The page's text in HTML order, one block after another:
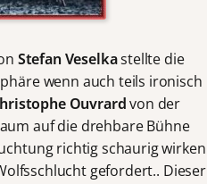
Stefan Veselkastellte die
wenn auch teils ironisch
Ouvrardvon der
auf die drehbare Bühne
richtig schaurig wirken
gefordert.. Dieser